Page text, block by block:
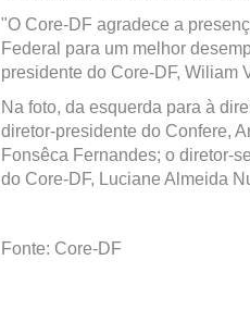
"O Core-DF agradece a
Federal para um melhor
presidente do Core-DF, Wiliam
Na foto, da esquerda para à
diretor-presidente do Confere,
Fonsêca Fernandes; o diretor-
do Core-DF, Luciane Almeida
Fonte: Core-DF